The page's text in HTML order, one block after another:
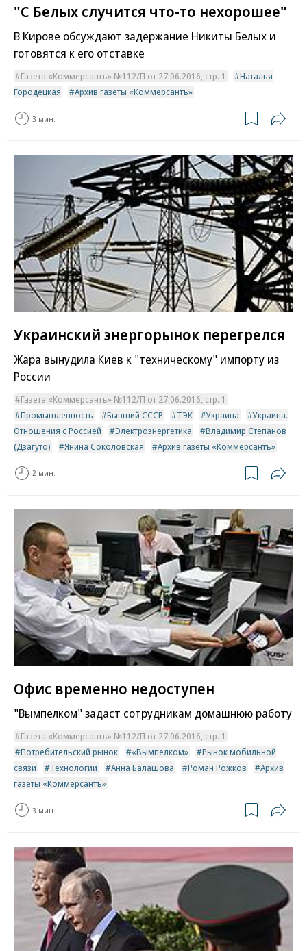
"С Белых случится что-то нехорошее"
В Кирове обсуждают задержание Никиты Белых и
готовятся к его отставке
Газета «Коммерсантъ» №112/П от 27.06.2016, стр. 1
Наталья
Городецкая
Архив газеты «Коммерсантъ»
3 мин.
Украинский энергорынок перегрелся
Жара вынудила Киев к "техническому" импорту из
России
Газета «Коммерсантъ» №112/П от 27.06.2016, стр. 1
Промышленность
Бывший СССР ТЭК Украина
Украина.
Отношения с Россией
Электроэнергетика
Владимир Степанов
(Дзагуто)
Янина Соколовская Архив газеты «Коммерсантъ»
2 мин.
Офис временно недоступен
"Вымпелком" задаст сотрудникам домашнюю работу
Газета «Коммерсантъ» №112/П от 27.06.2016, стр. 1
Потребительский рынок
«Вымпелком»
Рынок мобильной
связи
Технологии Анна Балашова Роман Рожков
Архив
газеты «Коммерсантъ»
3 мин.